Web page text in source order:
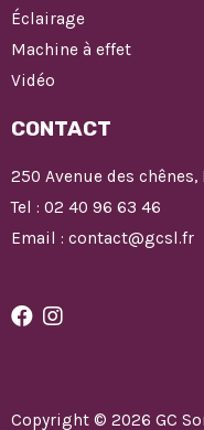
Éclairage
Machine à effet
Vidéo
CONTACT
250 Avenue des chênes,
Tel : 02 40 96 63 46
Email : contact@gcsl.fr
Copyright © 2026 GC